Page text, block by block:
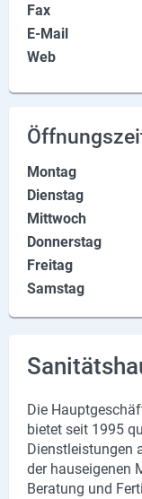
Fax
E-Mail
Web
Montag
Dienstag
Mittwoch
Donnerstag
Freitag
Samstag
Die
bie­tet seit 1995
Dienst­leis­tun­gen
der haus­ei­ge­nen
Be­ra­tung und
Firmen
Kontaktseite
Newsletter
AGB
Impressum
Datenschutz
Social Media
YouTube